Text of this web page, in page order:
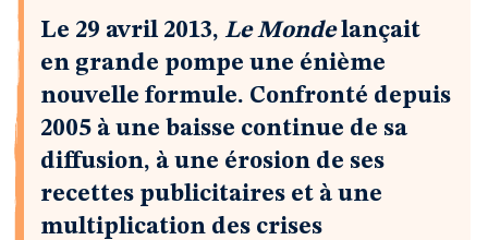
Le 29 avril 2013, Le Mondelançait
en grande pompe une énième
nouvelle formule. Confronté depuis
2005 à une baisse continue de sa
diffusion, à une érosion de ses
recettes publicitaires et à une
multiplication des crises